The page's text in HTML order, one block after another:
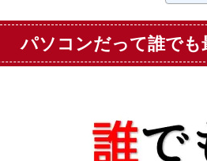
パソコンだって誰でも